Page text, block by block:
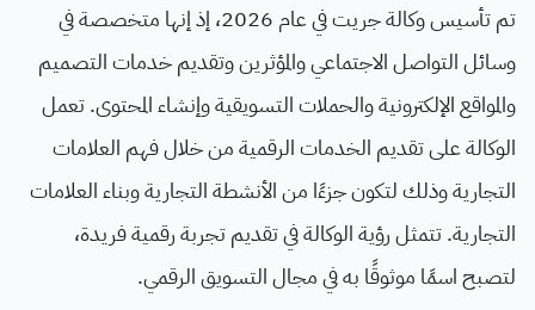
تم تأسيس وكالة جريت في عام 2026، إذ إنها متخصصة في
وسائل التواصل الاجتماعي والمؤثرين وتقديم خدمات التصميم
والمواقع الإلكترونية والحملات التسويقية وإنشاء المحتوى. تعمل
الوكالة على تقديم الخدمات الرقمية من خلال فهم العلامات
التجارية وذلك لتكون جزءًا من الأنشطة التجارية وبناء العلامات
التجارية. تتمثل رؤية الوكالة في تقديم تجربة رقمية فريدة،
لتصبح اسمًا موثوقًا به في مجال التسويق الرقمي.